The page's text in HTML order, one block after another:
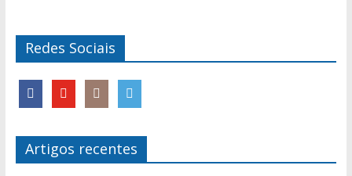
Redes Sociais
Artigos recentes